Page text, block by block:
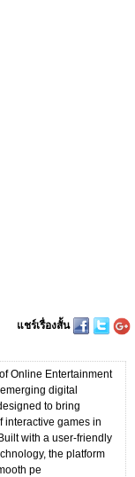
แชร์เรื่องสั้น
Online Entertainment
digital
to bring
interactive games in
with a user-friendly
the platform
pe